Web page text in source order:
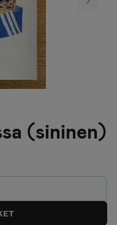
Next
(sininen)